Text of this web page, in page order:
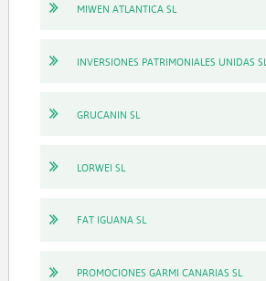
MIWEN ATLANTICA SL
INVERSIONES PATRIMONIALES UNIDAS SL
GRUCANIN SL
LORWEI SL
FAT IGUANA SL
PROMOCIONES GARMI CANARIAS SL